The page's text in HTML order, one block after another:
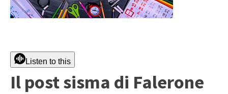
Listen to this
Il post sisma di Falerone